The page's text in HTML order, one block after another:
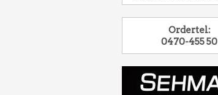
Ordertel:
0470-455 50